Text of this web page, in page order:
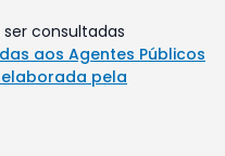
consultadas
aos Agentes Públicos
elaborada pela